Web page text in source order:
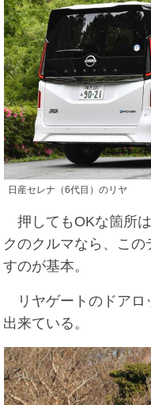
日産セレナ（6代目）のリヤ
押してもOKな箇所
クのクルマなら、こ
すのが基本。
リヤゲートのドアロ
出来ている。